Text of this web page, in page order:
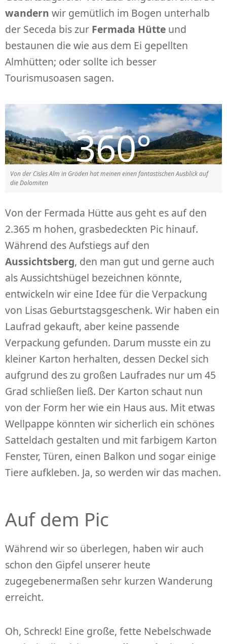
wandern wir gemütlich im Bogen unterhalb
der Seceda bis zur Fermada Hütte und
bestaunen die wie aus dem Ei gepellten
Almhütten; oder sollte ich besser
Tourismusoasen sagen.
Von der Cisles Alm in Gröden hat meinen einen fantastischen Ausblick auf
die Dolomiten
Von der Fermada Hütte aus geht es auf den
2.365 m hohen, grasbedeckten Pic hinauf.
Während des Aufstiegs auf den
Aussichtsberg, den man gut und gerne auch
als Aussichtshügel bezeichnen könnte,
entwickeln wir eine Idee für die Verpackung
von Lisas Geburtstagsgeschenk. Wir haben ein
Laufrad gekauft, aber keine passende
Verpackung gefunden. Darum musste ein zu
kleiner Karton herhalten, dessen Deckel sich
aufgrund des zu großen Laufrades nur um 45
Grad schließen ließ. Der Karton schaut nun
von der Form her wie ein Haus aus. Mit etwas
Wellpappe könnten wir sicherlich ein schönes
Satteldach gestalten und mit farbigem Karton
Fenster, Türen, einen Balkon und sogar einige
Tiere aufkleben. Ja, so werden wir das machen.
Auf dem Pic
Während wir so überlegen, haben wir auch
schon den Gipfel unserer heute
zugegebenermaßen sehr kurzen Wanderung
erreicht.
Oh, Schreck! Eine große, fette Nebelschwade